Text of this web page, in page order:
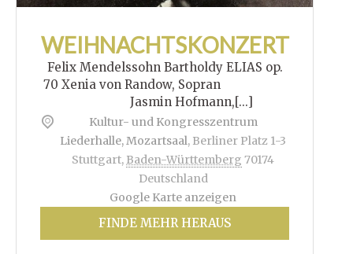
WEIHNACHTSKONZERT
Felix Mendelssohn Bartholdy ELIAS op.
70 Xenia von Randow, Sopran
Jasmin Hofmann,[...]
Kultur- und Kongresszentrum
Liederhalle, Mozartsaal, Berliner Platz 1-3
Stuttgart, Baden-Württemberg 70174
Deutschland
Google Karte anzeigen
FINDE MEHR HERAUS